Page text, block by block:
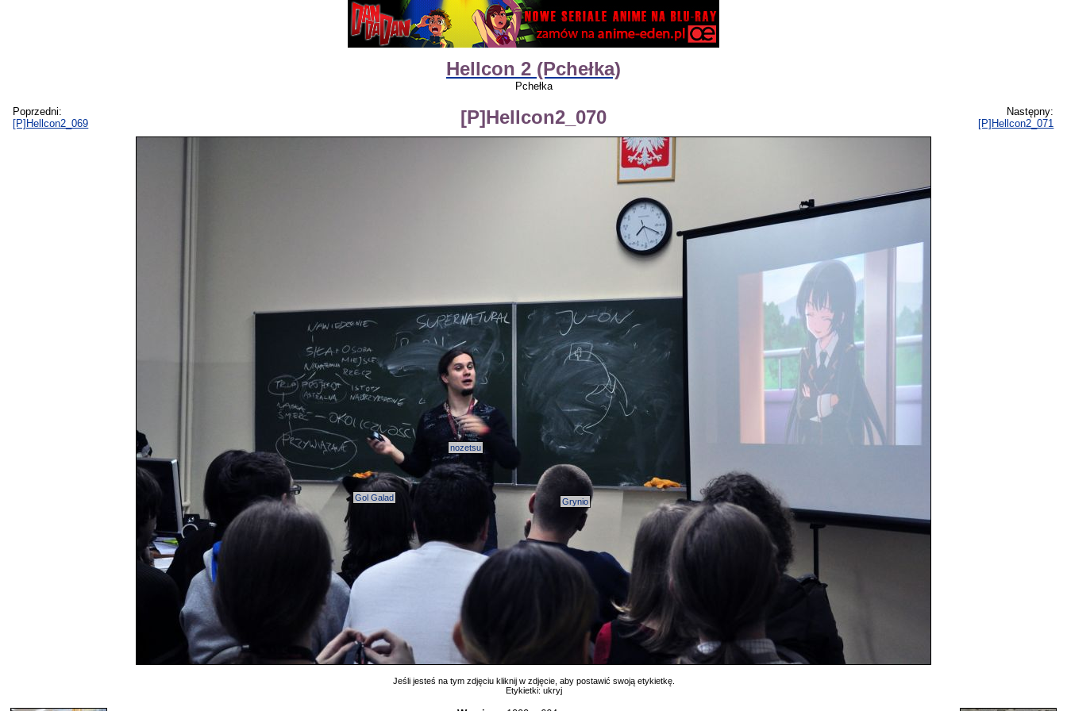
Hellcon 2 (Pchełka)
Pchełka
Poprzedni:
[P]Hellcon2_069
[P]Hellcon2_070
Następny:
[P]Hellcon2_071
Gol Galad Grynio
nozetsu
Jeśli jesteś na tym zdjęciu kliknij w zdjęcie, aby postawić swoją etykietkę.
Etykietki: ukryj